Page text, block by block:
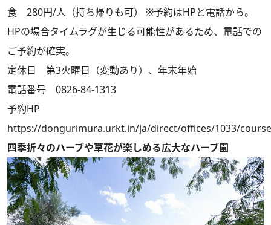
食 280円/人（持ち帰りも可） ※予約はHPと電話から。
HPの場合タイムラグが生じる可能性があるため、電話での
ご予約が確実。
定休日 第3火曜日（変動あり）、年末年始
電話番号 0826-84-1313
予約HP
https://dongurimura.urkt.in/ja/direct/offices/1033/
四季折々のハーブや草花が楽しめる広大なハーブ園